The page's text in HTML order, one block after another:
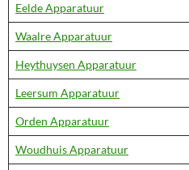
Eelde Apparatuur
Waalre Apparatuur
Heythuysen Apparatuur
Leersum Apparatuur
Orden Apparatuur
Woudhuis Apparatuur